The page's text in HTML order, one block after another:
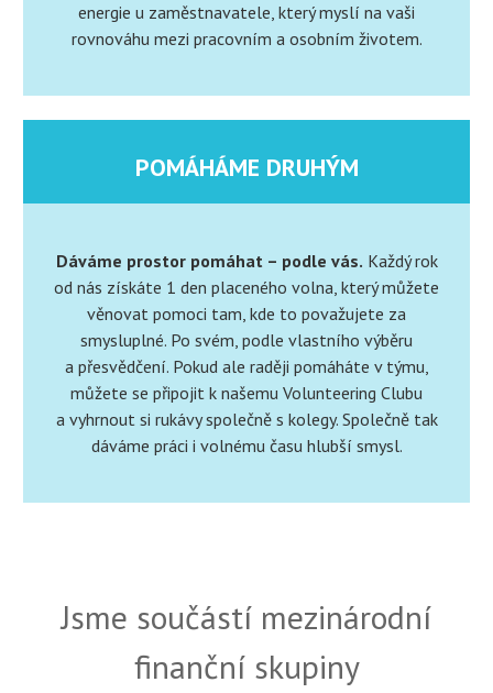
energie u zaměstnavatele, který myslí na vaši
rovnováhu mezi pracovním a osobním životem.
POMÁHÁME DRUHÝM
Dáváme prostor pomáhat – podle vás. Každý rok
od nás získáte 1 den placeného volna, který můžete
věnovat pomoci tam, kde to považujete za
smysluplné. Po svém, podle vlastního výběru
a přesvědčení. Pokud ale raději pomáháte v týmu,
můžete se připojit k našemu Volunteering Clubu
a vyhrnout si rukávy společně s kolegy. Společně tak
dáváme práci i volnému času hlubší smysl.
Jsme součástí mezinárodní
finanční skupiny